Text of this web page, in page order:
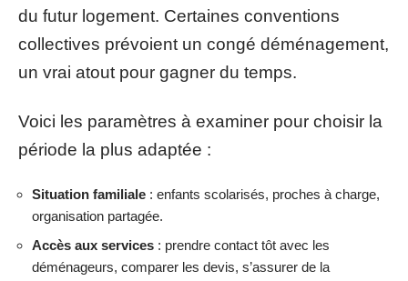
du futur logement. Certaines conventions
collectives prévoient un congé déménagement,
un vrai atout pour gagner du temps.
Voici les paramètres à examiner pour choisir la
période la plus adaptée :
Situation familiale : enfants scolarisés, proches à charge,
organisation partagée.
Accès aux services : prendre contact tôt avec les
déménageurs, comparer les devis, s’assurer de la